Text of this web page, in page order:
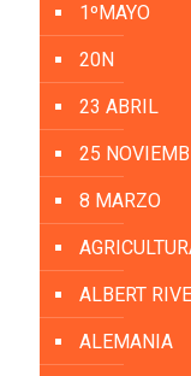
1ºMAYO
20N
23 ABRIL
25
8 MARZO
ALBERT
ALEMANIA